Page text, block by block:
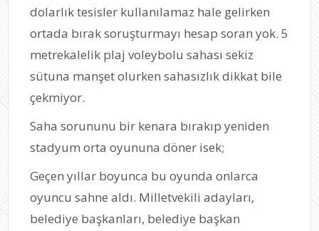
dolarlık tesisler kullanılamaz hale gelirken
ortada bırak soruşturmayı hesap soran yok. 5
metrekalelik plaj voleybolu sahası sekiz
sütuna manşet olurken sahasızlık dikkat bile
çekmiyor.
Saha sorununu bir kenara bırakıp yeniden
stadyum orta oyununa döner isek;
Geçen yıllar boyunca bu oyunda onlarca
oyuncu sahne aldı. Milletvekili adayları,
belediye başkanları, belediye başkan